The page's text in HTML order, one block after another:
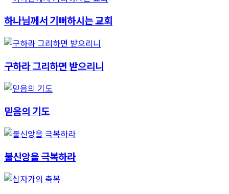
하나님께서 기뻐하시는 교회
구하라 그리하면 받으리니
믿음의 기도
불신앙을 극복하라